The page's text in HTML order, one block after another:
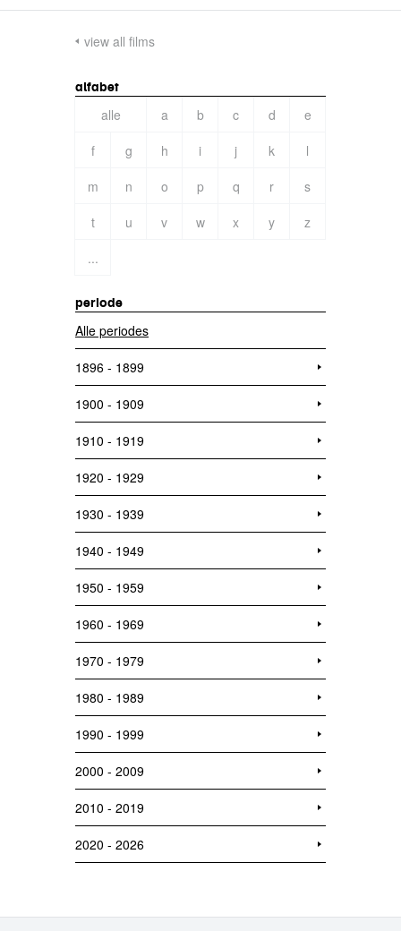
view all films
alfabet
alle a b c d
e
f
g h i j k
l
m
n o p q r
s
t
u v w x y
z
...
periode
Alle periodes
1896 - 1899
1900 - 1909
1910 - 1919
1920 - 1929
1930 - 1939
1940 - 1949
1950 - 1959
1960 - 1969
1970 - 1979
1980 - 1989
1990 - 1999
2000 - 2009
2010 - 2019
2020 - 2026